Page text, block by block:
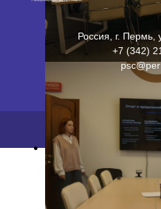
Россия, г. Пермь,
+7 (342)
2026 ©